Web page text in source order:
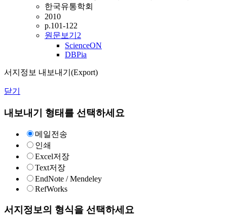
한국유통학회
2010
p.101-122
원문보기 2
ScienceON
DBPia
서지정보 내보내기(Export)
닫기
내보내기 형태를 선택하세요
메일전송
인쇄
Excel저장
Text저장
EndNote / Mendeley
RefWorks
서지정보의 형식을 선택하세요